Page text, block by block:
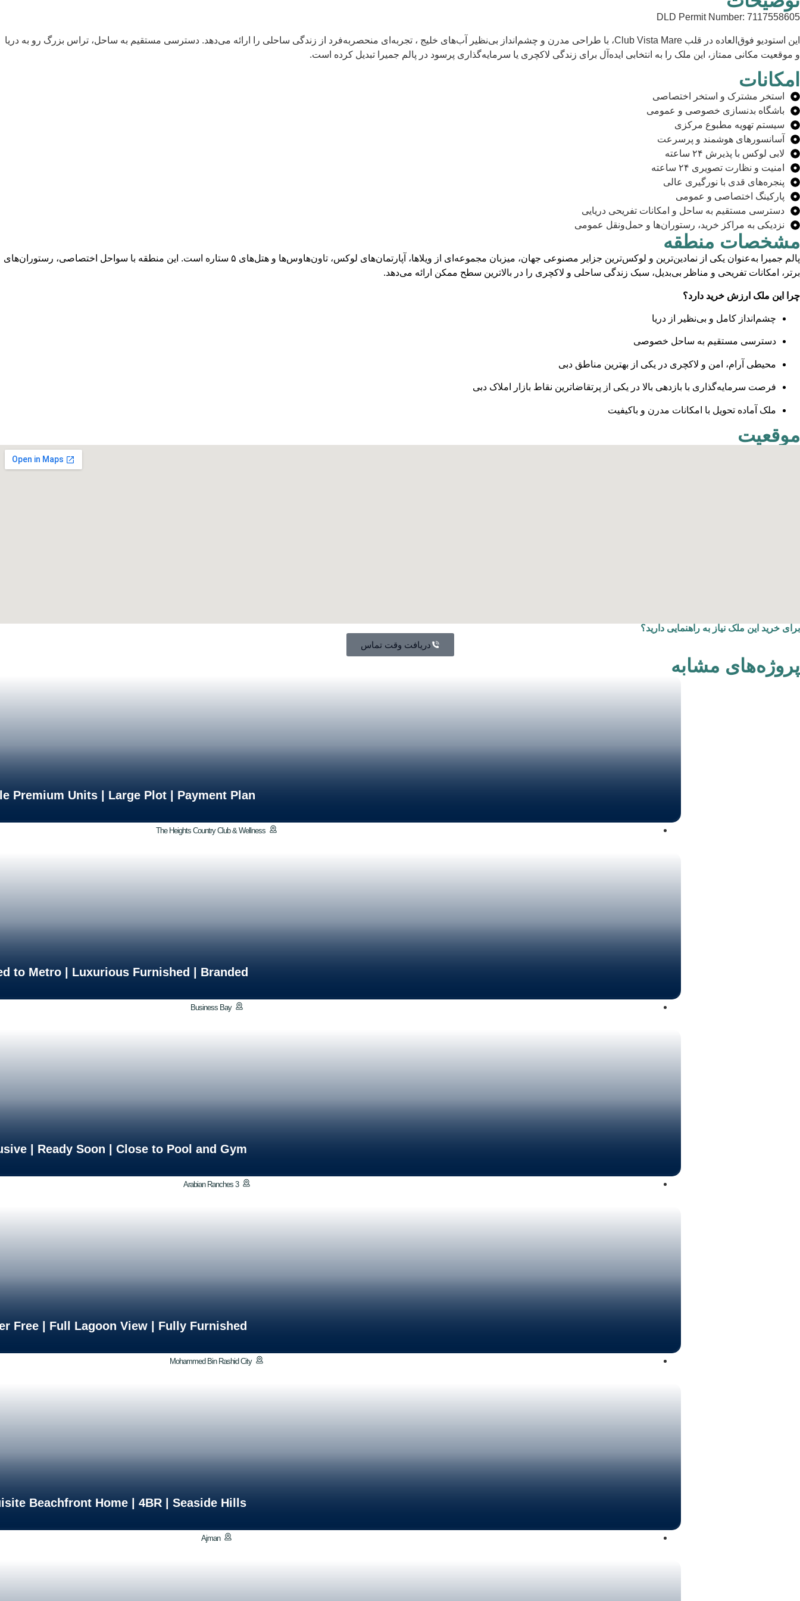
DLD Permit Number: 7117558605
این استودیو فوق‌العاده در قلب Club Vista Mare، با طراحی مدرن و چشم‌انداز بی‌نظیر آب‌های خلیج ، تجربه‌ای منحصربه‌فرد از زندگی ساحلی را ارائه می‌دهد. دسترسی مستقیم به ساحل، تراس بزرگ رو به دریا
و موقعیت مکانی ممتاز، این ملک را به انتخابی ایده‌آل برای زندگی لاکچری یا سرمایه‌گذاری پرسود در پالم جمیرا تبدیل کرده است.
امکانات
استخر مشترک و استخر اختصاصی
باشگاه بدنسازی خصوصی و عمومی
سیستم تهویه مطبوع مرکزی
آسانسورهای هوشمند و پرسرعت
لابی لوکس با پذیرش ۲۴ ساعته
امنیت و نظارت تصویری ۲۴ ساعته
پنجره‌های قدی با نورگیری عالی
پارکینگ اختصاصی و عمومی
دسترسی مستقیم به ساحل و امکانات تفریحی دریایی
نزدیکی به مراکز خرید، رستوران‌ها و حمل‌ونقل عمومی
مشخصات منطقه
پالم جمیرا به‌عنوان یکی از نمادین‌ترین و لوکس‌ترین جزایر مصنوعی جهان، میزبان مجموعه‌ای از ویلاها، آپارتمان‌های لوکس، تاون‌هاوس‌ها و هتل‌های ۵ ستاره است. این منطقه با سواحل اختصاصی، رستوران‌های
برتر، امکانات تفریحی و مناظر بی‌بدیل، سبک زندگی ساحلی و لاکچری را در بالاترین سطح ممکن ارائه می‌دهد.
چرا این ملک ارزش خرید دارد؟
چشم‌انداز کامل و بی‌نظیر از دریا
دسترسی مستقیم به ساحل خصوصی
محیطی آرام، امن و لاکچری در یکی از بهترین مناطق دبی
فرصت سرمایه‌گذاری با بازدهی بالا در یکی از پرتقاضاترین نقاط بازار املاک دبی
ملک آماده تحویل با امکانات مدرن و باکیفیت
موقعیت
برای خرید این ملک نیاز به راهنمایی دارید؟
دریافت وقت تماس
پروژه‌های مشابه
Premium Units | Large Plot | Payment Plan
The Heights Country Club & Wellness
to Metro | Luxurious Furnished | Branded
Business Bay
| Ready Soon | Close to Pool and Gym
Arabian Ranches 3
Free | Full Lagoon View | Fully Furnished
Mohammed Bin Rashid City
Beachfront Home | 4BR | Seaside Hills
Ajman